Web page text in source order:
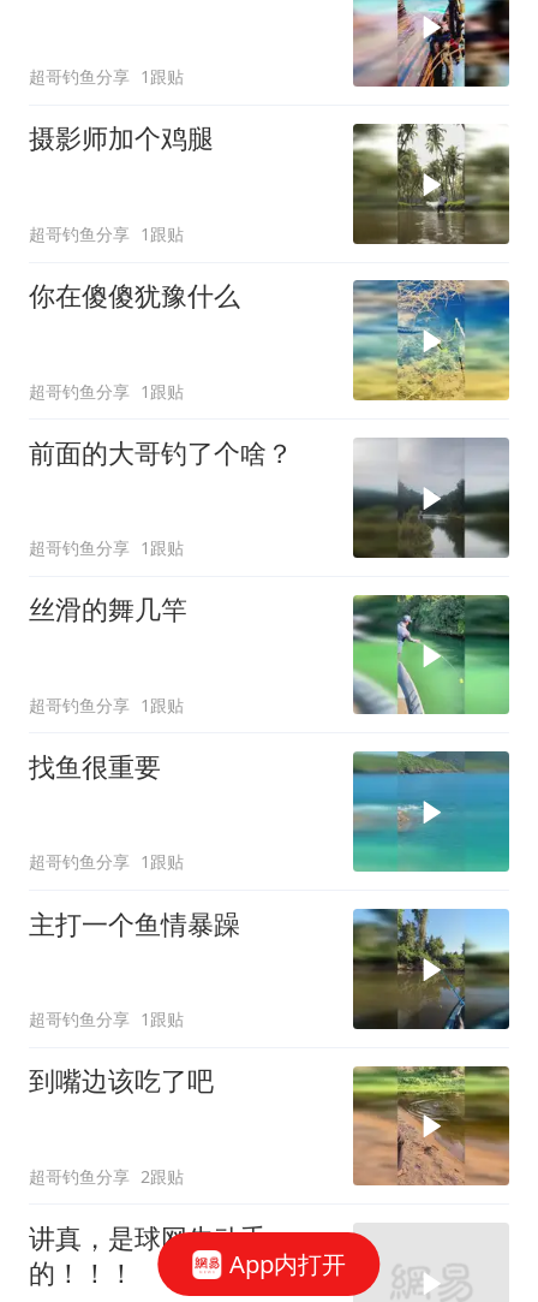
超哥钓鱼分享 1跟贴
摄影师加个鸡腿
超哥钓鱼分享 1跟贴
你在傻傻犹豫什么
超哥钓鱼分享 1跟贴
前面的大哥钓了个啥？
超哥钓鱼分享 1跟贴
丝滑的舞几竿
超哥钓鱼分享 1跟贴
找鱼很重要
超哥钓鱼分享 1跟贴
主打一个鱼情暴躁
超哥钓鱼分享 1跟贴
到嘴边该吃了吧
超哥钓鱼分享 2跟贴
讲真，是球网先动手
的！！！
App内打开